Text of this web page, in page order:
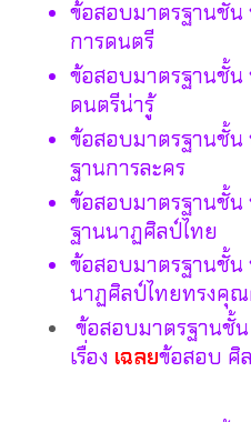
ข้อสอบมาตรฐานชั้น
การดนตรี
ข้อสอบมาตรฐานชั้น
ดนตรีน่ารู้
ข้อสอบมาตรฐานชั้น
ฐานการละคร
ข้อสอบมาตรฐานชั้น
ฐานนาฏศิลป์ไทย
ข้อสอบมาตรฐานชั้น
นาฏศิลป์ไทยทรงคุ
ข้อสอบมาตรฐานชั้
เรื่อง เฉลยข้อสอบ ศิ